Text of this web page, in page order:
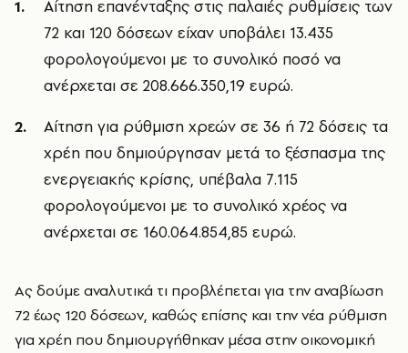
Αίτηση επανένταξης στις παλαιές ρυθμίσεις των
72 και 120 δόσεων είχαν υποβάλει 13.435
φορολογούμενοι με το συνολικό ποσό να
ανέρχεται σε 208.666.350,19 ευρώ.
Αίτηση για ρύθμιση χρεών σε 36 ή 72 δόσεις τα
χρέη που δημιούργησαν μετά το ξέσπασμα της
ενεργειακής κρίσης, υπέβαλα 7.115
φορολογούμενοι με το συνολικό χρέος να
ανέρχεται σε 160.064.854,85 ευρώ.
Ας δούμε αναλυτικά τι προβλέπεται για την αναβίωση
72 έως 120 δόσεων, καθώς επίσης και την νέα ρύθμιση
για χρέη που δημιουργήθηκαν μέσα στην οικονομική